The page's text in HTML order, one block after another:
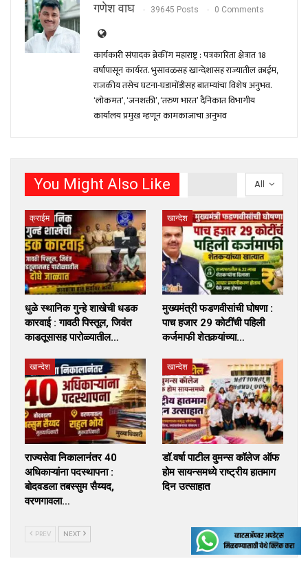
गणेश वाघ 39645 Posts 0 Comments
कार्यकारी संपादक ब्रेकींग महाराष्ट्र : पत्रकारिता क्षेत्रात 18
वर्षांपासून कार्यरत. भुसावळसह खान्देशासह राज्यातील क्राईम,
राजकीय तसेच घटना-घडामोंडीसह बातम्यांचा विशेष अनुभव.
‘लोकमत’, ‘जनशक्ती’, ‘तरुण भारत’ दैनिकात विभागीय
कार्यालय प्रमुख म्हणून कामकाजाचा अनुभव
All
You Might Also Like
क्राईम
धुळे स्थानिक गुन्हे शाखेची धडक
कारवाई : गावठी पिस्तूल, जिवंत
काडतूसासह पारोळ्यातील…
खान्देश
मुख्यमंत्री फडणवीसांची घोषणा :
पाच हजार 29 कोटींची पहिली
कर्जमाफी शेतकर्‍यांच्या…
खान्देश
राज्यसेवा निकालानंतर 40
अधिकाऱ्यांना पदस्थापना :
बोदवडला तबस्सुम सैय्यद,
वरणगावला…
खान्देश
डॉ.वर्षा पाटील वुमन्स कॉलेज ऑफ
होम सायन्समध्ये राष्ट्रीय हातमाग
दिन उत्साहात
PREV NEXT